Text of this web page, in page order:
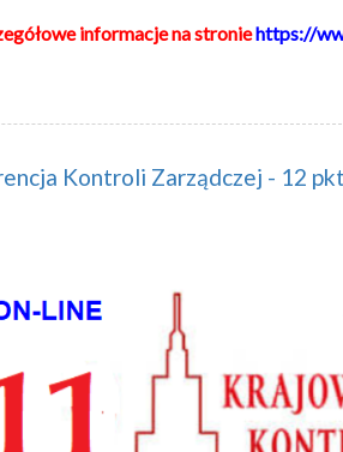
informacje na stroniehttps://
Kontroli Zarządczej - 12